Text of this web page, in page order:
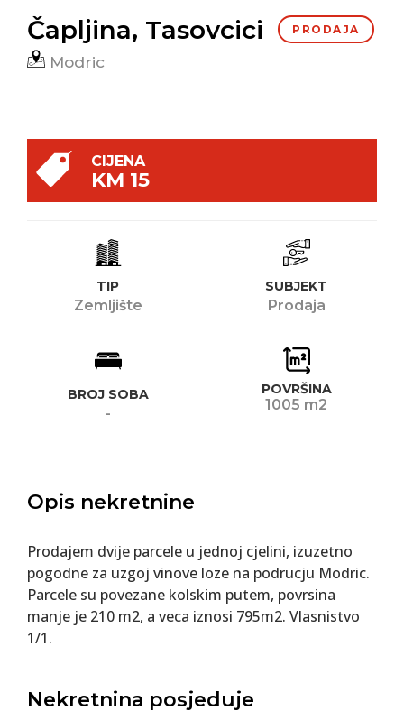
Čapljina, Tasovcici PRODAJA
Modric
CIJENA
KM 15
TIP
Zemljište
SUBJEKT
Prodaja
BROJ SOBA
-
POVRŠINA
1005 m2
Opis nekretnine
Prodajem dvije parcele u jednoj cjelini, izuzetno
pogodne za uzgoj vinove loze na podrucju Modric.
Parcele su povezane kolskim putem, povrsina
manje je 210 m2, a veca iznosi 795m2. Vlasnistvo
1/1.
Nekretnina posjeduje